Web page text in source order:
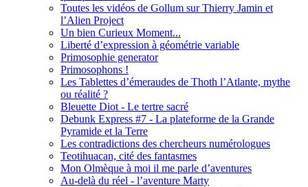
Toutes les vidéos de Gollum sur Thierry Jamin et
l’Alien Project
Un bien Curieux Moment...
Liberté d’expression à géométrie variable
Primosophie generator
Primosophons !
Les Tablettes d’émeraudes de Thoth l’Atlante, mythe
ou réalité ?
Bleuette Diot - Le tertre sacré
Debunk Express #7 - La plateforme de la Grande
Pyramide et la Terre
Les contradictions des chercheurs numérologues
Teotihuacan, cité des fantasmes
Mon Olmèque à moi il me parle d’aventures
Au-delà du réel - l’aventure Marty